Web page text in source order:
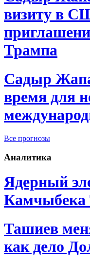
визиту в
Трампа
Садыр
время для
Все прогнозы
Аналитика
Ядерный
Камчыбека
Ташиев
как дело